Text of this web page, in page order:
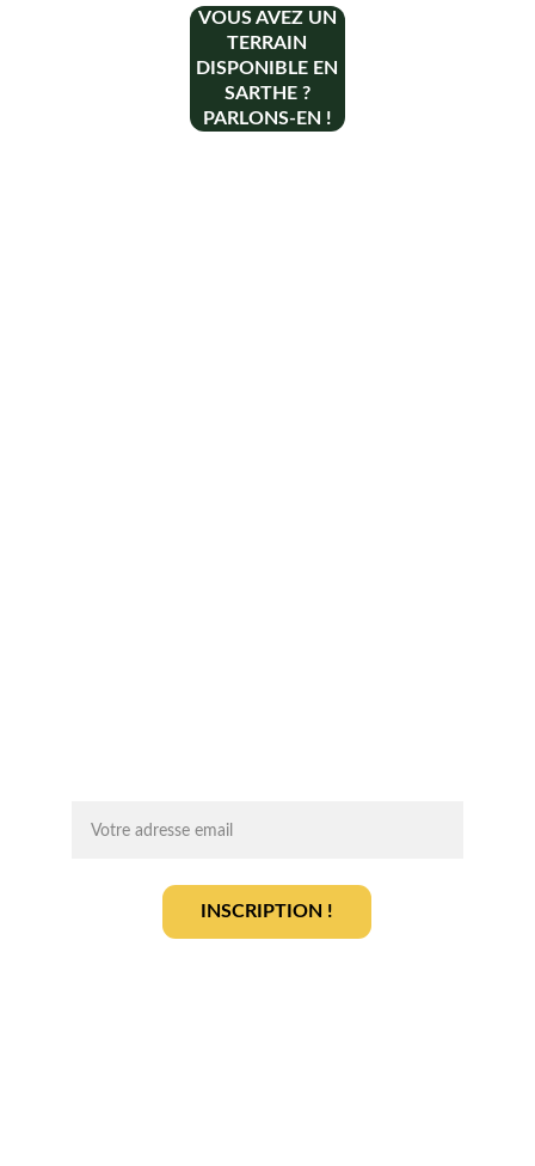
VOUS AVEZ UN
TERRAIN
DISPONIBLE EN
SARTHE ?
PARLONS-EN !
INSCRIPTION !